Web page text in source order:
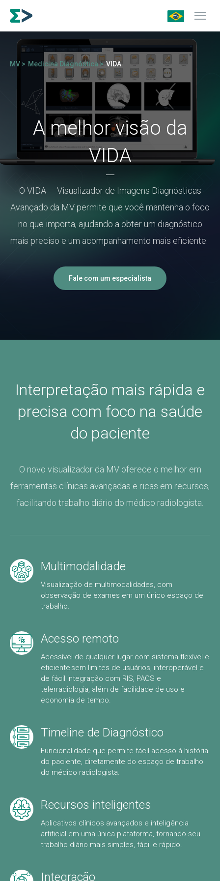
MV > Medicina Diagnóstica > VIDA
A melhor visão da
VIDA
O VIDA - -Visualizador de Imagens Diagnósticas
Avançado da MV permite que você mantenha o foco
no que importa, ajudando a obter um diagnóstico
mais preciso e um acompanhamento mais eficiente.
Fale com um especialista
Interpretação mais rápida e
precisa com foco na saúde
do paciente
O novo visualizador da MV oferece o melhor em
ferramentas clínicas avançadas e ricas em recursos,
facilitando trabalho diário do médico radiologista.
Multimodalidade
Visualização de multimodalidades, com
observação de exames em um único espaço de
trabalho.
Acesso remoto
Acessível de qualquer lugar com sistema flexível e
eficiente sem limites de usuários, interoperável e
de fácil integração com RIS, PACS e
telerradiologia, além de facilidade de uso e
economia de tempo.
Timeline de Diagnóstico
Funcionalidade que permite fácil acesso à história
do paciente, diretamente do espaço de trabalho
do médico radiologista.
Recursos inteligentes
Aplicativos clínicos avançados e inteligência
artificial em uma única plataforma, tornando seu
trabalho diário mais simples, fácil e rápido.
Integração